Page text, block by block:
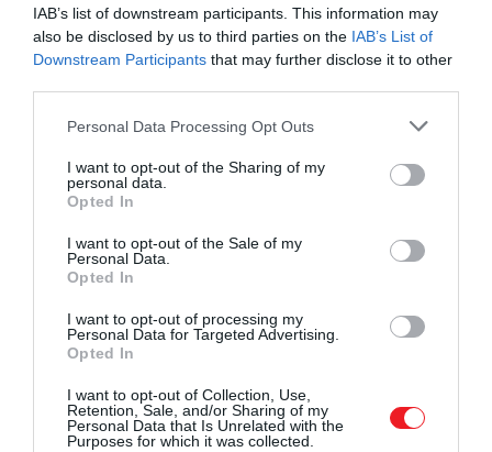
IAB’s list of downstream participants. This information may
also be disclosed by us to third parties on the IAB’s List of
Downstream Participants that may further disclose it to other
Please note that this website/app uses one or more Google
not limited to your visit or usage behaviour. You may click to
grant or deny consent to Google and its third-party tags to
use your data for below specified purposes in below Google
consent section.
Personal Data Processing Opt Outs
I want to opt-out of the Sharing of my
personal data.
Opted In
I want to opt-out of the Sale of my
Personal Data.
Opted In
I want to opt-out of processing my
Personal Data for Targeted Advertising.
Opted In
I want to opt-out of Collection, Use,
Retention, Sale, and/or Sharing of my
Personal Data that Is Unrelated with the
Purposes for which it was collected.
már tett egy előzetes bejelentést egy lehetséges
bolygóról Alpha Centauri A lakhatósági zónájában.
A James Webb aztán 2024 augusztusában újabb
találtak nagyjából kétszer olyan
távolságra a csillagtól, mint amilyen messze a Föld
van a Naptól – ám 2025 elején már nem találták
modellekkel próbálták kideríteni, mi történt, és arra
jutottak: lehet, hogy az égitest időnként olyan
nem lehet észrevenni.
A kutatók szerint az égitest mérete
nagyjából 1,1 Jupiter-sugárnyi, tömege